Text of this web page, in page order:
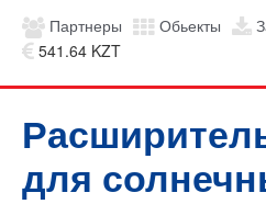
Партнеры Обьекты
541.64 KZT
для